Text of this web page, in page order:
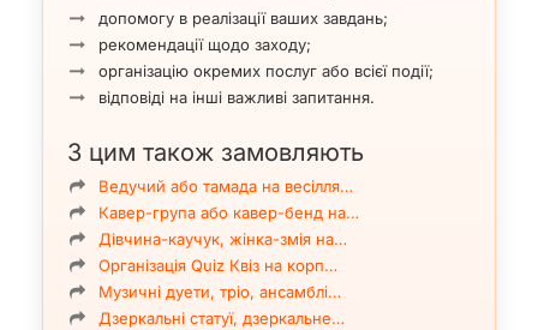
допомогу в реалізації ваших завдань;
рекомендації щодо заходу;
організацію окремих послуг або всієї події;
відповіді на інші важливі запитання.
З цим також замовляють
Ведучий або тамада на весілля…
Кавер-група або кавер-бенд на…
Дівчина-каучук, жінка-змія на…
Організація Quiz Квіз на корп…
Музичні дуети, тріо, ансамблі…
Дзеркальні статуї, дзеркальне…